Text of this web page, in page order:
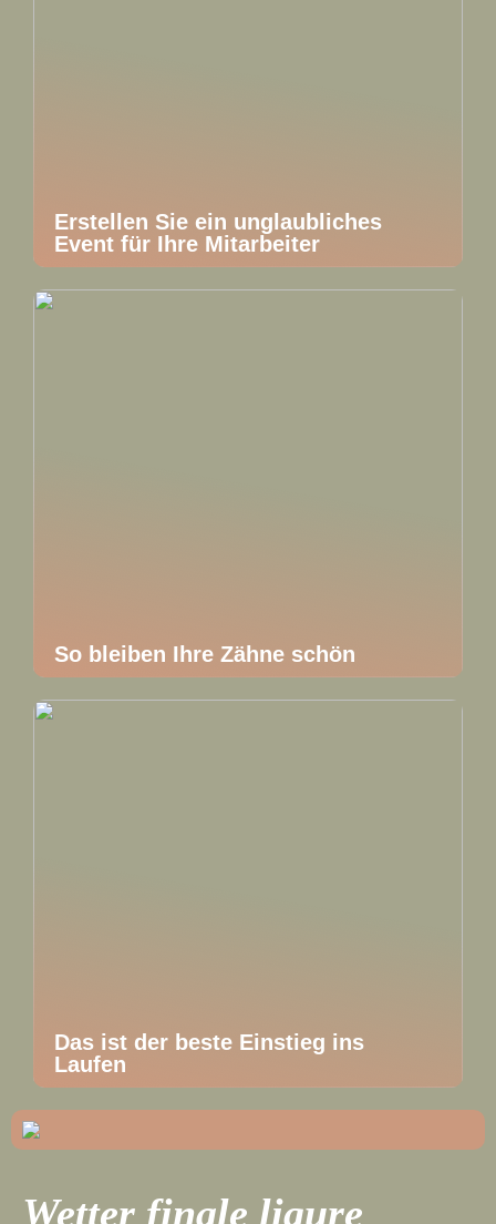
Erstellen Sie ein unglaubliches
Event für Ihre Mitarbeiter
So bleiben Ihre Zähne schön
Das ist der beste Einstieg ins
Laufen
Wetter finale ligure